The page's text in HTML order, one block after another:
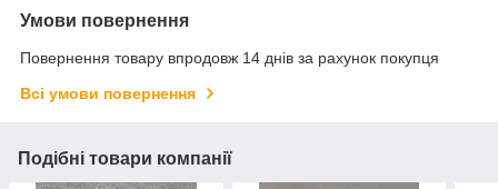
Умови повернення
Повернення товару впродовж 14 днів за рахунок покупця
Всі умови повернення
Подібні товари компанії